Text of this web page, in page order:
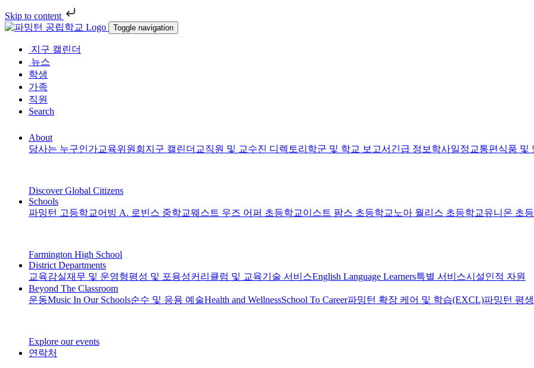
Skip to content
Toggle navigation
지구 캘린더
뉴스
학생
가족
직원
Search
About
당사는 누구인가교육위원회 지구 캘린더 교직원 및 교수진 디렉토리 학군 및 학교 보고서 긴급 정보 학사일정 교통편 식품 및
Discover Global Citizens
Schools
파밍턴 고등학교어빙 A. 로빈스 중학교웨스트 우즈 어퍼 초등학교이스트 팜스 초등학교 노아 월리스 초등학교유니온 초
Farmington High School
District Departments
교육감실재무 및 운영형평성 및 포용성커리큘럼 및 교육기술 서비스English Language Learners특별 서비스시설인적 자원
Beyond The Classroom
운동Music In Our Schools순수 및 응용 예술Health and WellnessSchool To Career파밍턴 확장 케어 및 학습(EXCL)파밍턴 평
Explore our events
연락처